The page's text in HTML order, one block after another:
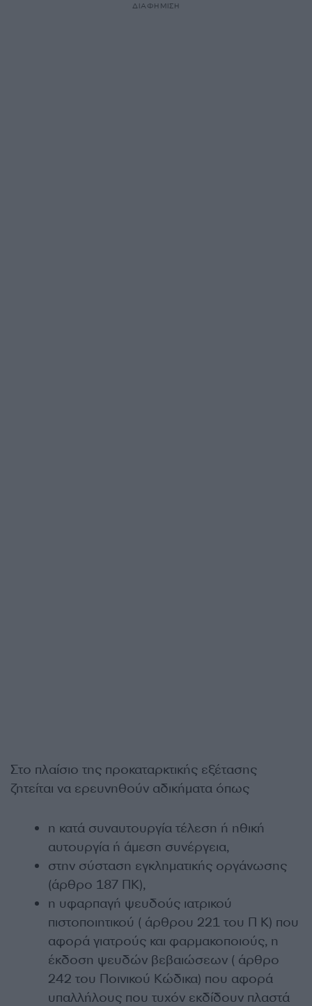
ΔΙΑΦΗΜΙΣΗ
Στο πλαίσιο της προκαταρκτικής εξέτασης
ζητείται να ερευνηθούν αδικήματα όπως
η κατά συναυτουργία τέλεση ή ηθική
αυτουργία ή άμεση συνέργεια,
στην σύσταση εγκληματικής οργάνωσης
(άρθρο 187 ΠΚ),
η υφαρπαγή ψευδούς ιατρικού
πιστοποιητικού ( άρθρου 221 του Π Κ) που
αφορά γιατρούς και φαρμακοποιούς, η
έκδοση ψευδών βεβαιώσεων ( άρθρο
242 του Ποινικού Κώδικα) που αφορά
υπαλλήλους που τυχόν εκδίδουν πλαστά